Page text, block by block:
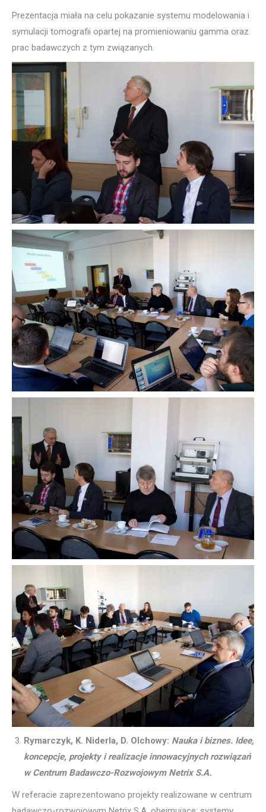
Prezentacja miała na celu pokazanie systemu modelowania i
symulacji tomografii opartej na promieniowaniu gamma oraz
prac badawczych z tym związanych.
Rymarczyk, K. Niderla, D. Olchowy: Nauka i biznes. Idee,
koncepcje, projekty i realizacje innowacyjnych rozwiązań
w Centrum Badawczo-Rozwojowym Netrix S.A.
W referacie zaprezentowano projekty realizowane w centrum